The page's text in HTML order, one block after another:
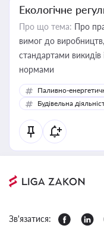
Екологічне
Про що тема: Про
вимог до
стандартами викидів
нормами
Паливно-
Будівельна
Зв'язатися: